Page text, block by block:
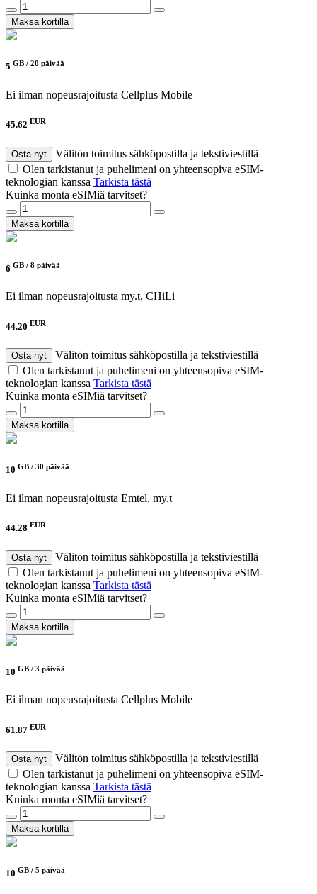
Maksa kortilla
5 GB / 20 päivää
Ei ilman nopeusrajoitusta Cellplus Mobile
45.62 EUR
Osta nyt
Välitön toimitus sähköpostilla ja tekstiviestillä
Olen tarkistanut ja puhelimeni on yhteensopiva eSIM-
teknologian kanssa Tarkista tästä
Kuinka monta eSIMiä tarvitset?
Maksa kortilla
6 GB / 8 päivää
Ei ilman nopeusrajoitusta my.t, CHiLi
44.20 EUR
Osta nyt
Välitön toimitus sähköpostilla ja tekstiviestillä
Olen tarkistanut ja puhelimeni on yhteensopiva eSIM-
teknologian kanssa Tarkista tästä
Kuinka monta eSIMiä tarvitset?
Maksa kortilla
10 GB / 30 päivää
Ei ilman nopeusrajoitusta Emtel, my.t
44.28 EUR
Osta nyt
Välitön toimitus sähköpostilla ja tekstiviestillä
Olen tarkistanut ja puhelimeni on yhteensopiva eSIM-
teknologian kanssa Tarkista tästä
Kuinka monta eSIMiä tarvitset?
Maksa kortilla
10 GB / 3 päivää
Ei ilman nopeusrajoitusta Cellplus Mobile
61.87 EUR
Osta nyt
Välitön toimitus sähköpostilla ja tekstiviestillä
Olen tarkistanut ja puhelimeni on yhteensopiva eSIM-
teknologian kanssa Tarkista tästä
Kuinka monta eSIMiä tarvitset?
Maksa kortilla
10 GB / 5 päivää